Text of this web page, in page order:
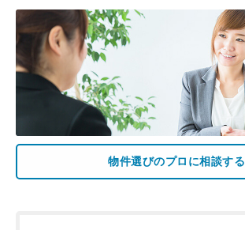
物件選びのプロに相談する